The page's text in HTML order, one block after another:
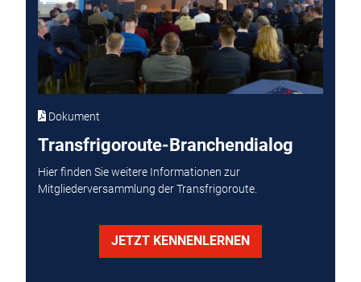
Dokument
Transfrigoroute-Branchendialog
Hier finden Sie weitere Informationen zur
Mitgliederversammlung der Transfrigoroute.
JETZT KENNENLERNEN